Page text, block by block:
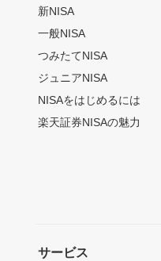
新NISA
一般NISA
つみたてNISA
ジュニアNISA
NISAをはじめるには
楽天証券NISAの魅力
サービス